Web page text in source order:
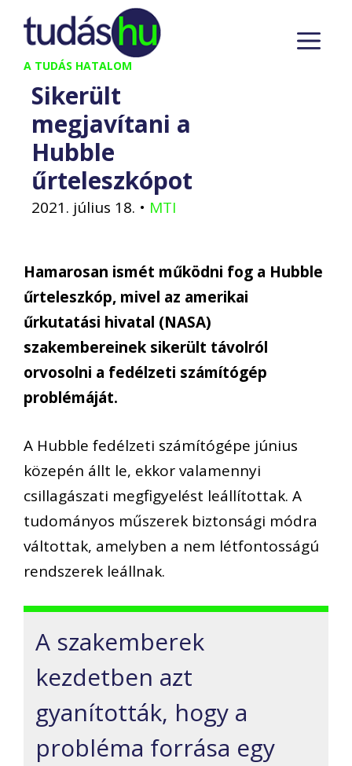
Kilépés
tartalomba
A TUDÁS HATALOM
Sikerült
megjavítani a
Hubble
űrteleszkópot
2021. július 18. • MTI
Hamarosan ismét működni fog a Hubble
űrteleszkóp, mivel az amerikai
űrkutatási hivatal (NASA)
szakembereinek sikerült távolról
orvosolni a fedélzeti számítógép
problémáját.
A Hubble fedélzeti számítógépe június
közepén állt le, ekkor valamennyi
csillagászati megfigyelést leállítottak. A
tudományos műszerek biztonsági módra
váltottak, amelyben a nem létfontosságú
rendszerek leállnak.
A szakemberek
kezdetben azt
gyanították, hogy a
probléma forrása egy